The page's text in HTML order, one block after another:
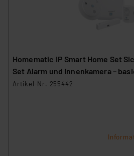
Homematic IP Smart Home Set
Set Alarm und Innenkamera –
HmIP-CI-B
Artikel-Nr. 255442